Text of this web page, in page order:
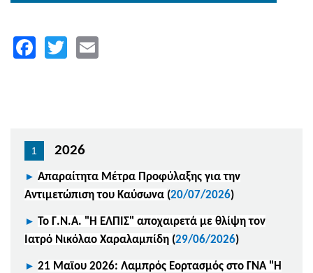
Facebook
Twitter
2026
► Απαραίτητα Μέτρα Προφύλαξης για την
Αντιμετώπιση του Καύσωνα (20/07/2026)
► Το Γ.Ν.Α. "Η ΕΛΠΙΣ" αποχαιρετά με θλίψη τον
Ιατρό Νικόλαο Χαραλαμπίδη (29/06/2026)
► 21 Μαϊου 2026: Λαμπρός Εορτασμός στο ΓΝΑ "Η